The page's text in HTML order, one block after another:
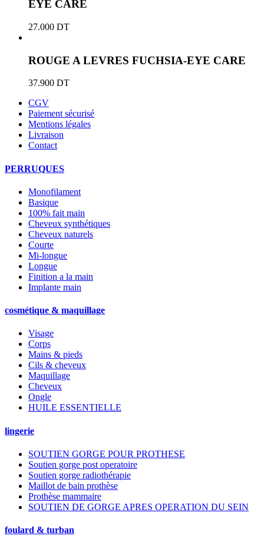
EYE CARE
27.000 DT
ROUGE A LEVRES FUCHSIA-EYE CARE
37.900 DT
CGV
Paiement sécurisé
Mentions légales
Livraison
Contact
PERRUQUES
Monofilament
Basique
100% fait main
Cheveux synthétiques
Cheveux naturels
Courte
Mi-longue
Longue
Finition a la main
Implante main
cosmétique & maquillage
Visage
Corps
Mains & pieds
Cils & cheveux
Maquillage
Cheveux
Ongle
HUILE ESSENTIELLE
lingerie
SOUTIEN GORGE POUR PROTHESE
Soutien gorge post operatoire
Soutien gorge radiothérapie
Maillot de bain prothèse
Prothèse mammaire
SOUTIEN DE GORGE APRES OPERATION DU SEIN
foulard & turban